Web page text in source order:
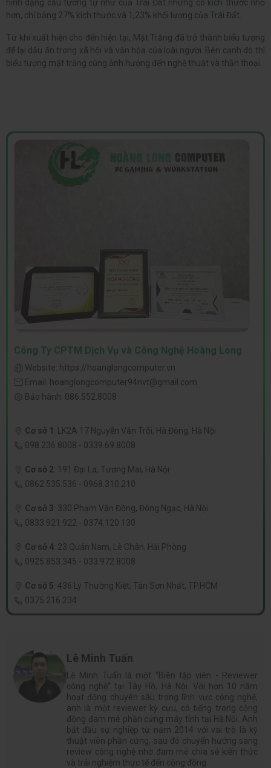
hình dạng cầu tương tự như của Trái Đất nhưng có kích thước nhỏ
hơn, chỉ bằng 27% kích thước và 1,23% khối lượng của Trái Đất.
Từ khi xuất hiện cho đến hiện tại, Mặt Trăng đã trở thành biểu tượng
để lại dấu ấn trong xã hội và văn hóa của loài người. Bên cạnh đó thì
biểu tượng mặt trăng cũng ảnh hưởng đến nghệ thuật và thần thoại.
Công Ty CPTM Dịch Vụ và Công Nghệ Hoàng Long
Website: https://hoanglongcomputer.vn
Email: hoanglongcomputer94nvt@gmail.com
Bảo hành: 086.552.8008
Cơ sở 1 :
LK2A 17 Nguyễn Văn Trỗi, Hà Đông, Hà Nội
098.236.8008 - 0339.69.8008
Cơ sở 2: 191 Đại La, Tương Mai, Hà Nội
0862.535.536 - 0968.310.210
Cơ sở 3: 330 Phạm Văn Đồng, Đông Ngạc, Hà Nội
0833.921.922 - 0374.120.130
Cơ sở 4: 23 Quán Nam, Lê Chân, Hải Phòng
0925.853.345 - 033.972.8008
Cơ sở 5: 436 Lý Thường Kiệt, Tân Sơn Nhất, TP.HCM
0375.216.234
Lê Minh Tuấn
Lê Minh Tuấn là một “Biên tập viên - Reviewer
công nghệ” tại Tây Hồ, Hà Nội. Với hơn 10 năm
hoạt động chuyên sâu trong lĩnh vực công nghệ,
anh là một reviewer kỳ cựu, có tiếng trong cộng
đồng đam mê phần cứng máy tính tại Hà Nội. Anh
bắt đầu sự nghiệp từ năm 2014 với vai trò là kỹ
thuật viên phần cứng, sau đó chuyển hướng sang
review công nghệ nhờ đam mê chia sẻ kiến thức
và trải nghiệm thực tế đến cộng đồng.